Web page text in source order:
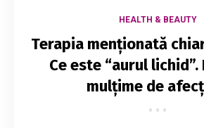
HEALTH & BEAUTY
Terapia menţionată
Ce este “aurul lichid”.
mulţime de